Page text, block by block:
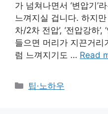
가 넘쳐나면서 ‘변압기’
느껴지실 겁니다. 하지만
차/2차 전압’, ‘전압강하
들으면 머리가 지끈거리
럼 느껴지기도 … Read
Categories
팁·노하우